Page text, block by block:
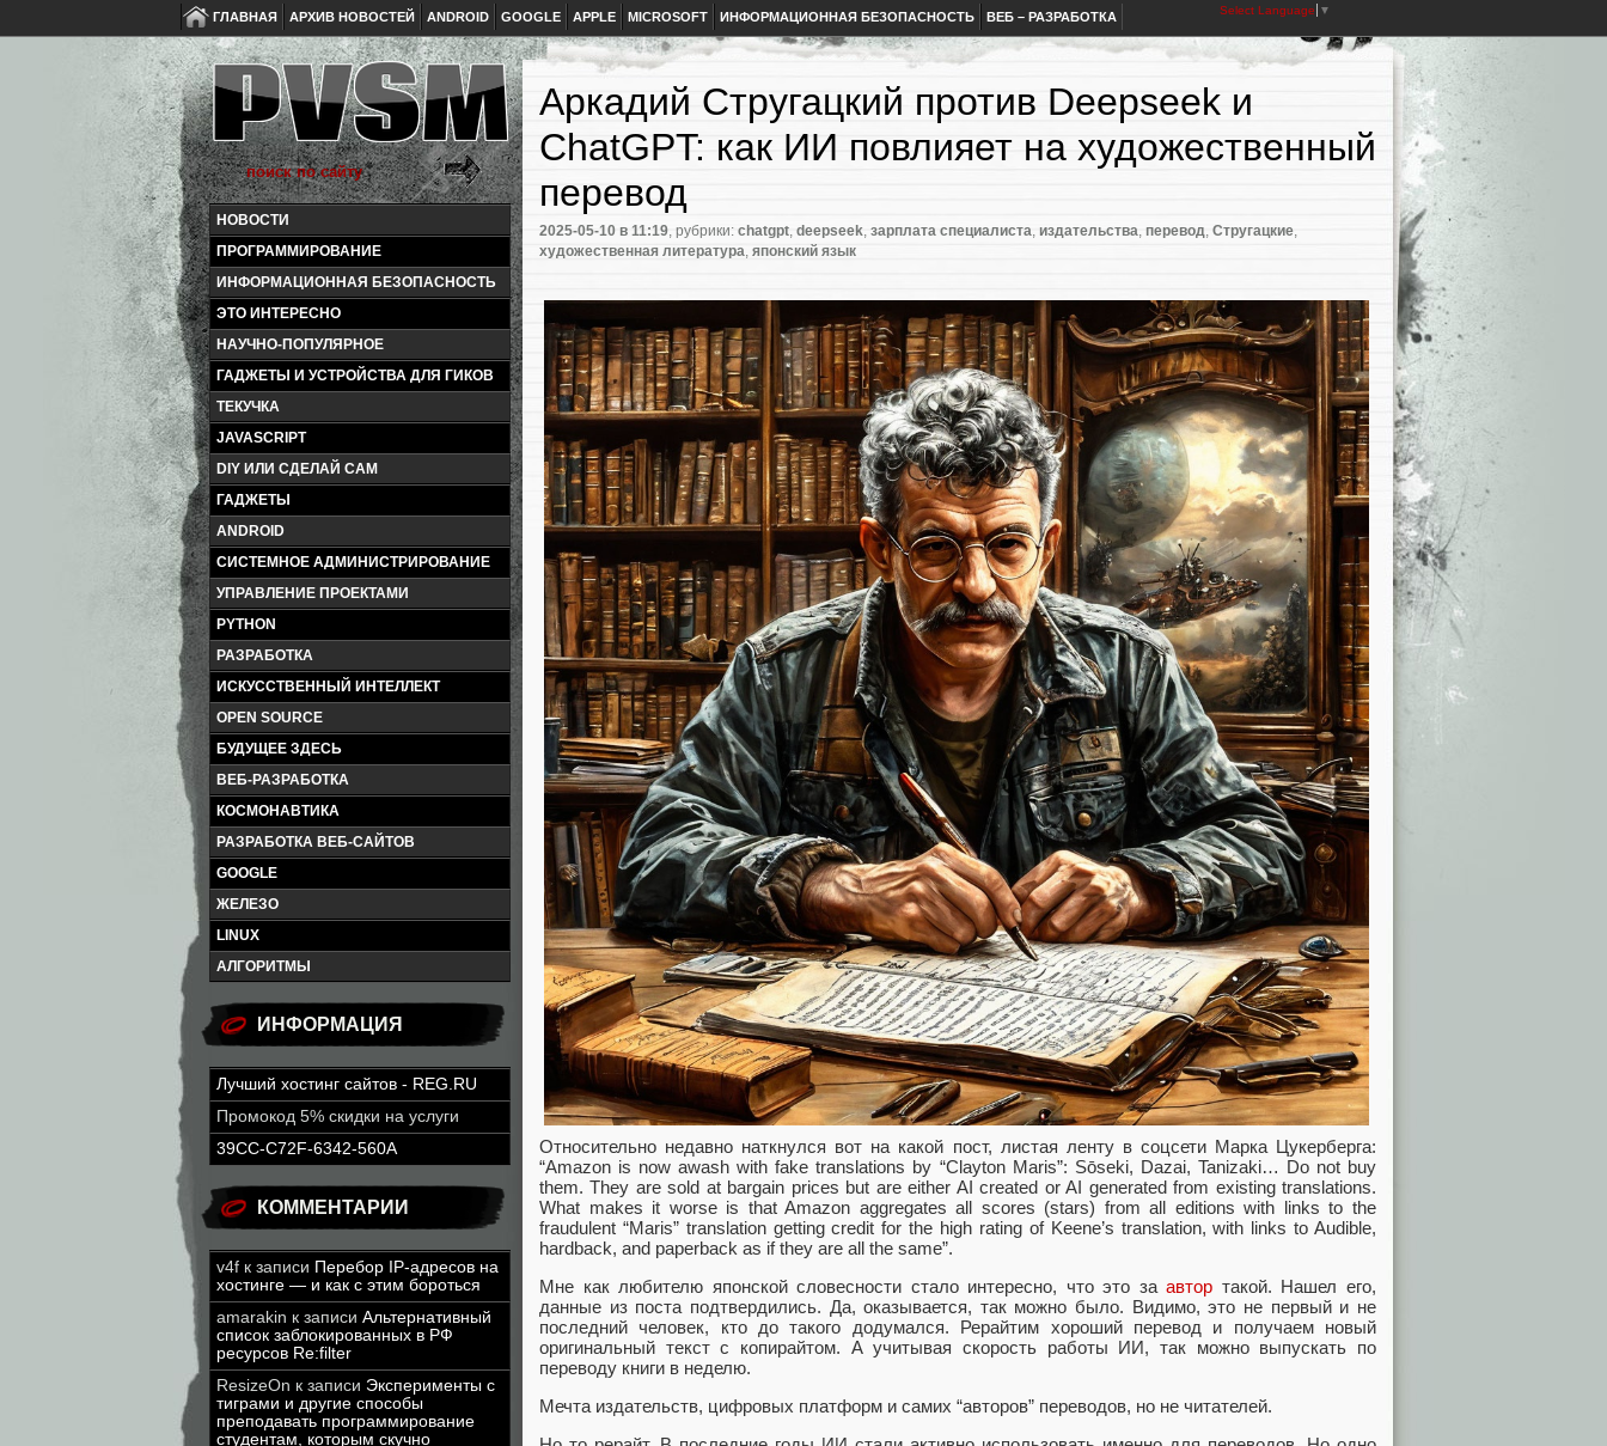
ГЛАВНАЯ АРХИВ НОВОСТЕЙ ANDROID GOOGLE APPLE MICROSOFT ИНФОРМАЦИОННАЯ БЕЗОПАСНОСТЬ ВЕБ – РАЗРАБОТКА Select Language ▼
НОВОСТИ
ПРОГРАММИРОВАНИЕ
ИНФОРМАЦИОННАЯ БЕЗОПАСНОСТЬ
ЭТО ИНТЕРЕСНО
НАУЧНО-ПОПУЛЯРНОЕ
ГАДЖЕТЫ И УСТРОЙСТВА ДЛЯ ГИКОВ
ТЕКУЧКА
JAVASCRIPT
DIY ИЛИ СДЕЛАЙ САМ
ГАДЖЕТЫ
ANDROID
СИСТЕМНОЕ АДМИНИСТРИРОВАНИЕ
УПРАВЛЕНИЕ ПРОЕКТАМИ
PYTHON
РАЗРАБОТКА
ИСКУССТВЕННЫЙ ИНТЕЛЛЕКТ
OPEN SOURCE
БУДУЩЕЕ ЗДЕСЬ
ВЕБ-РАЗРАБОТКА
КОСМОНАВТИКА
РАЗРАБОТКА ВЕБ-САЙТОВ
GOOGLE
ЖЕЛЕЗО
LINUX
АЛГОРИТМЫ
ИНФОРМАЦИЯ
Лучший хостинг сайтов - REG.RU
Промокод 5% скидки на услуги
39CC-C72F-6342-560A
КОММЕНТАРИИ
v4f к записи Перебор IP-адресов на
хостинге — и как с этим бороться
amarakin к записи Альтернативный
список заблокированных в РФ
ресурсов Re:filter
ResizeOn к записи Эксперименты с
тиграми и другие способы
преподавать программирование
студентам, которым скучно
Аркадий Стругацкий против Deepseek и
ChatGPT: как ИИ повлияет на художественный
перевод
2025-05-10 в 11:19, рубрики: chatgpt, deepseek, зарплата специалиста, издательства, перевод, Стругацкие,
художественная литература, японский язык
Относительно недавно наткнулся вот на какой пост, листая ленту в соцсети Марка Цукерберга:
“Amazon is now awash with fake translations by “Clayton Maris”: Sōseki, Dazai, Tanizaki… Do not buy
them. They are sold at bargain prices but are either AI created or AI generated from existing translations.
What makes it worse is that Amazon aggregates all scores (stars) from all editions with links to the
fraudulent “Maris” translation getting credit for the high rating of Keene’s translation, with links to Audible,
hardback, and paperback as if they are all the same”.
Мне как любителю японской словесности стало интересно, что это заавтор такой. Нашел его,
данные из поста подтвердились. Да, оказывается, так можно было. Видимо, это не первый и не
последний человек, кто до такого додумался. Рерайтим хороший перевод и получаем новый
оригинальный текст с копирайтом. А учитывая скорость работы ИИ, так можно выпускать по
переводу книги в неделю.
Мечта издательств, цифровых платформ и самих “авторов” переводов, но не читателей.